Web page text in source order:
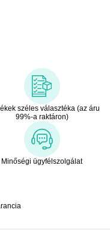
széles választéka (az áru
99%-a raktáron)
Minőségi ügyfélszolgálat